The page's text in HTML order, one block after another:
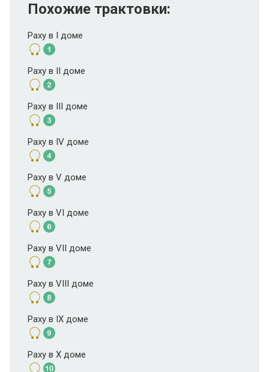
Похожие трактовки:
Раху в I доме
Раху в II доме
Раху в III доме
Раху в IV доме
Раху в V доме
Раху в VI доме
Раху в VII доме
Раху в VIII доме
Раху в IX доме
Раху в X доме